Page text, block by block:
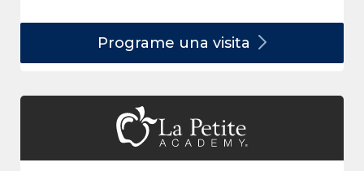
Programe una visita